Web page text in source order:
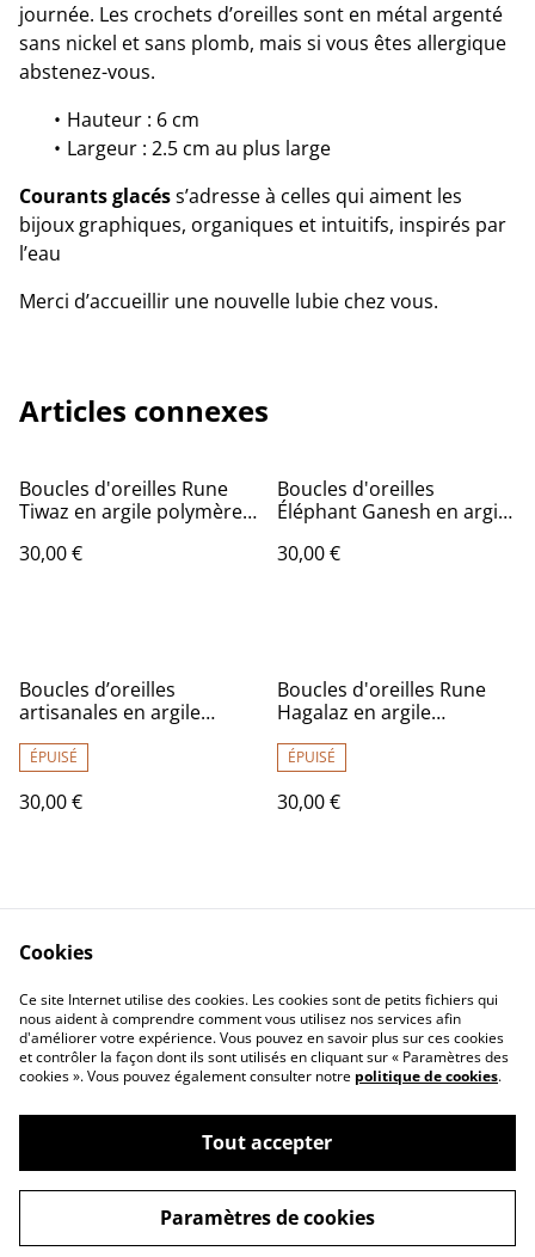
journée. Les crochets d’oreilles sont en métal argenté
sans nickel et sans plomb, mais si vous êtes allergique
abstenez-vous.
Hauteur : 6 cm
Largeur : 2.5 cm au plus large
Courants glacéss’adresse à celles qui aiment les
bijoux graphiques, organiques et intuitifs, inspirés par
l’eau
Merci d’accueillir une nouvelle lubie chez vous.
Articles connexes
Boucles d'oreilles Rune
Tiwaz en argile polymère |
de force et de création
30,00 €
Boucles d'oreilles
Éléphant Ganesh en argile
inspiré de l'Inde
30,00 €
Boucles d’oreilles
artisanales en argile
ÉPUISÉ
30,00 €
Boucles d'oreilles Rune
Hagalaz en argile
ÉPUISÉ
30,00 €
Contactez-nous
Conditions
Politique de
confidentialité
Politique de cookies
©2026Ô Lubies de Marie
powered by
Cookies
Ce site Internet utilise des cookies. Les cookies sont de petits fichiers qui
nous aident à comprendre comment vous utilisez nos services afin
d'améliorer votre expérience. Vous pouvez en savoir plus sur ces cookies
et contrôler la façon dont ils sont utilisés en cliquant sur « Paramètres des
cookies ». Vous pouvez également consulter notre politique de cookies.
Tout accepter
Paramètres de cookies